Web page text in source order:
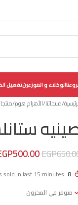
الوكلاء و الموزعينتفعيل
/منتجاتنا/الأهرام هوم/
EGP
500.00
8
sold in last 15 minutes
متوفر في المخزون